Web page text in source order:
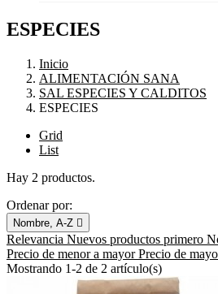
ESPECIES
Inicio
ALIMENTACIÓN SANA
SAL ESPECIES Y CALDITOS
ESPECIES
Grid
List
Hay 2 productos.
Ordenar por:
Nombre, A-Z 
Relevancia Nuevos productos primero
Precio de menor a mayorPrecio de
Mostrando 1-2 de 2 artículo(s)